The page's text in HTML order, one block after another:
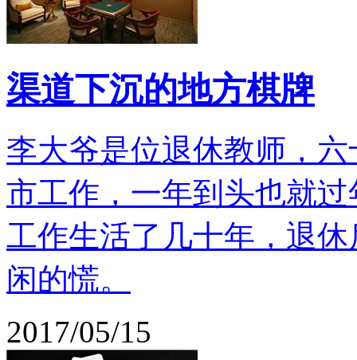
渠道下沉的地方棋牌
李大爷是位退休教师，
市工作，一年到头也就
工作生活了几十年，退
闲的慌。
2017/05/15